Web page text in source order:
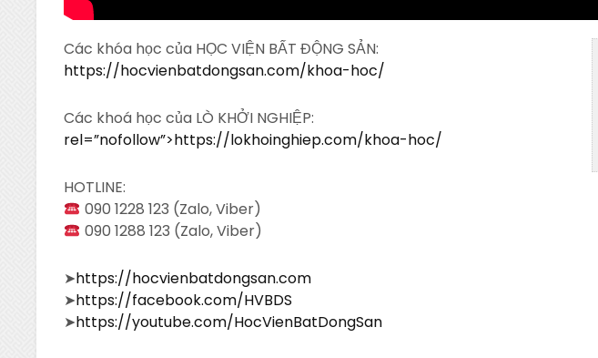
Các khóa học của HỌC VIỆN BẤT ĐỘNG SẢN:
https://hocvienbatdongsan.com/khoa-hoc/
Các khoá học của LÒ KHỞI NGHIỆP:
rel=”nofollow”>https://lokhoinghiep.com/khoa-hoc/
HOTLINE:
090 1228 123 (Zalo, Viber)
090 1288 123 (Zalo, Viber)
➤https://hocvienbatdongsan.com
➤https://facebook.com/HVBDS
➤https://youtube.com/HocVienBatDongSan